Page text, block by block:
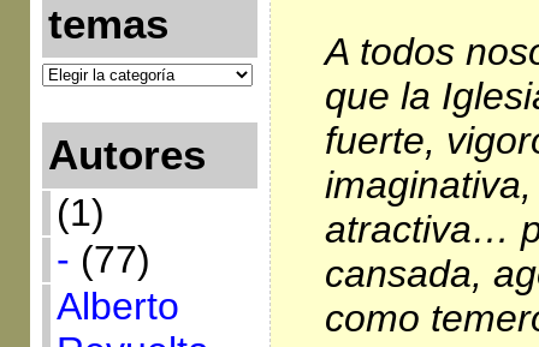
temas
Autores
(1)
- (77)
Alberto
A todos
que la
fuerte,
atractiva…
cansada,
como